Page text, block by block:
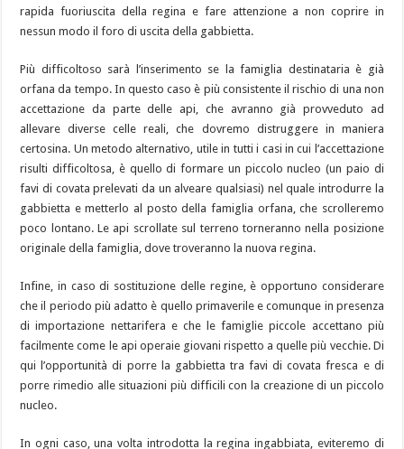
rapida fuoriuscita della regina e fare attenzione a non coprire in
nessun modo il foro di uscita della gabbietta.
Più difficoltoso sarà l’inserimento se la famiglia destinataria è già
orfana da tempo. In questo caso è più consistente il rischio di una non
accettazione da parte delle api, che avranno già provveduto ad
allevare diverse celle reali, che dovremo distruggere in maniera
certosina. Un metodo alternativo, utile in tutti i casi in cui l’accettazione
risulti difficoltosa, è quello di formare un piccolo nucleo (un paio di
favi di covata prelevati da un alveare qualsiasi) nel quale introdurre la
gabbietta e metterlo al posto della famiglia orfana, che scrolleremo
poco lontano. Le api scrollate sul terreno torneranno nella posizione
originale della famiglia, dove troveranno la nuova regina.
Infine, in caso di sostituzione delle regine, è opportuno considerare
che il periodo più adatto è quello primaverile e comunque in presenza
di importazione nettarifera e che le famiglie piccole accettano più
facilmente come le api operaie giovani rispetto a quelle più vecchie. Di
qui l’opportunità di porre la gabbietta tra favi di covata fresca e di
porre rimedio alle situazioni più difficili con la creazione di un piccolo
nucleo.
In ogni caso, una volta introdotta la regina ingabbiata, eviteremo di